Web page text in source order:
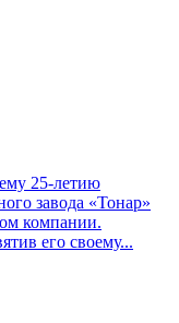
25-летию
завода «Тонар»
компании.
его своему...